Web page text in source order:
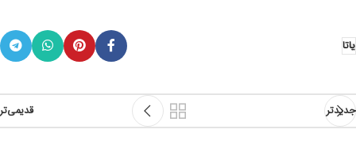
یاتا
جدیدتر قدیمی‌تر